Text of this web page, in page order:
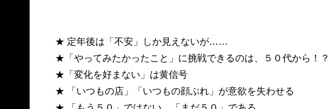
★ 定年後は「不安」しか見えないが……
★「やってみたかったこと」に挑戦できるのは、５０代から！？
★「変化を好まない」は黄信号
★ 「いつもの店」「いつもの顔ぶれ」が意欲を失わせる